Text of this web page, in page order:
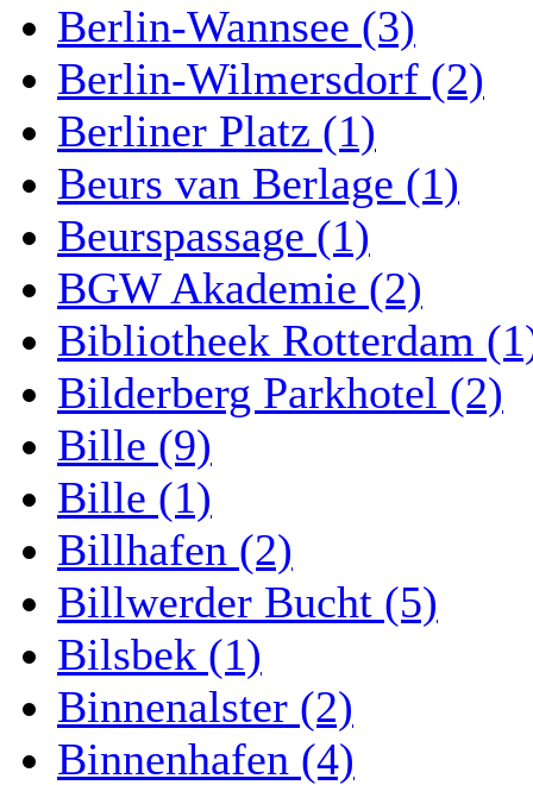
Berlin-Wannsee (3)
Berlin-Wilmersdorf (2)
Berliner Platz (1)
Beurs van Berlage (1)
Beurspassage (1)
BGW Akademie (2)
Bibliotheek Rotterdam
Bilderberg Parkhotel (2)
Bille (9)
Bille (1)
Billhafen (2)
Billwerder Bucht (5)
Bilsbek (1)
Binnenalster (2)
Binnenhafen (4)